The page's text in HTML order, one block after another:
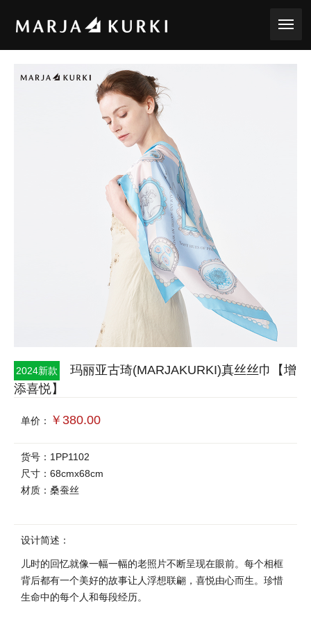
2024新款
玛丽亚古琦(MARJAKURKI)真丝丝巾【增
添喜悦】
单价： ￥380.00
货号：1PP1102
尺寸：68cmx68cm
材质：桑蚕丝
设计简述：
儿时的回忆就像一幅一幅的老照片不断呈现在眼前。每个相框
背后都有一个美好的故事让人浮想联翩，喜悦由心而生。珍惜
生命中的每个人和每段经历。